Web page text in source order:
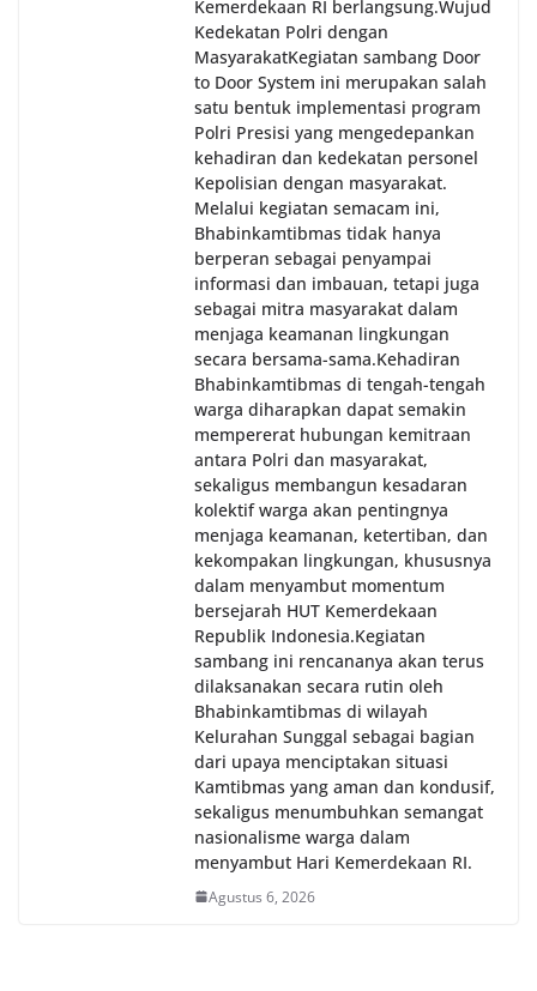
Kemerdekaan RI berlangsung.‎‎Wujud
Kedekatan Polri dengan
Masyarakat‎Kegiatan sambang Door
to Door System ini merupakan salah
satu bentuk implementasi program
Polri Presisi yang mengedepankan
kehadiran dan kedekatan personel
Kepolisian dengan masyarakat.
Melalui kegiatan semacam ini,
Bhabinkamtibmas tidak hanya
berperan sebagai penyampai
informasi dan imbauan, tetapi juga
sebagai mitra masyarakat dalam
menjaga keamanan lingkungan
secara bersama-sama.‎‎Kehadiran
Bhabinkamtibmas di tengah-tengah
warga diharapkan dapat semakin
mempererat hubungan kemitraan
antara Polri dan masyarakat,
sekaligus membangun kesadaran
kolektif warga akan pentingnya
menjaga keamanan, ketertiban, dan
kekompakan lingkungan, khususnya
dalam menyambut momentum
bersejarah HUT Kemerdekaan
Republik Indonesia.‎Kegiatan
sambang ini rencananya akan terus
dilaksanakan secara rutin oleh
Bhabinkamtibmas di wilayah
Kelurahan Sunggal sebagai bagian
dari upaya menciptakan situasi
Kamtibmas yang aman dan kondusif,
sekaligus menumbuhkan semangat
nasionalisme warga dalam
menyambut Hari Kemerdekaan RI.
Agustus 6, 2026